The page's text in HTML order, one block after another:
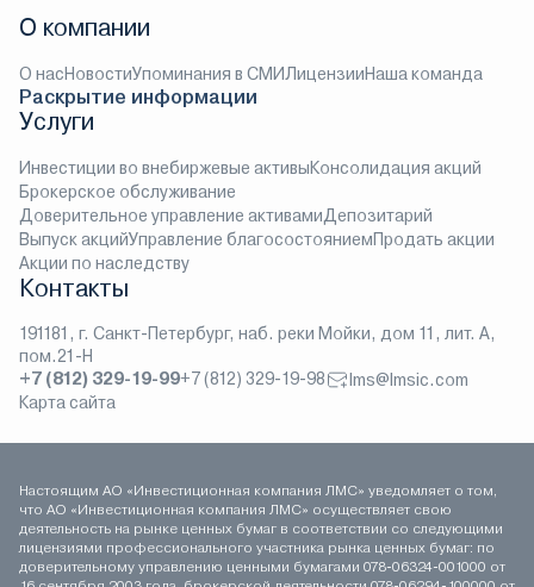
О компании
О насНовостиУпоминания в СМИЛицензииНаша команда
Раскрытие информации
Услуги
Инвестиции во внебиржевые активыКонсолидация акций
Брокерское обслуживание
Доверительное управление активамиДепозитарий
Выпуск акцийУправление благосостояниемПродать акции
Акции по наследству
Контакты
191181, г. Санкт-Петербург, наб. реки Мойки, дом 11, лит. А,
пом.21-Н
+7 (812) 329-19-99+7 (812) 329-19-98
lms@lmsic.com
Карта сайта
Настоящим АО «Инвестиционная компания ЛМС» уведомляет о том,
что АО «Инвестиционная компания ЛМС» осуществляет свою
деятельность на рынке ценных бумаг в соответствии со следующими
лицензиями профессионального участника рынка ценных бумаг: по
доверительному управлению ценными бумагами 078-06324-001000 от